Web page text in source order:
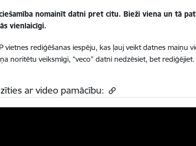
nomainīt datni pret citu. Bieži viena un tā
vienlaicīgi.
vietnes rediģēšanas iespēju, kas ļauj veikt datnes maiņu
noritētu veiksmīgi, “veco” datni nedzēsiet, bet rediģējiet.
ar video pamācību: